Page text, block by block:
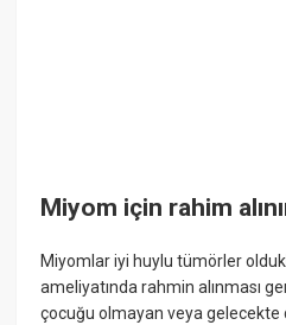
Miyom için rahim
Miyomlar iyi huylu tümörler
ameliyatında rahmin alınması
çocuğu olmayan veya